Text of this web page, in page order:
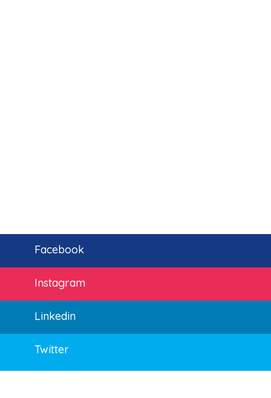
Facebook
Instagram
Linkedin
Twitter